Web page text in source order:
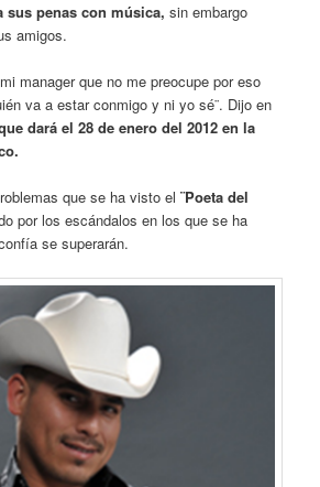
sus penas con música,sin embargo
amigos.
manager que no me preocupe por eso
va a estar conmigo y ni yo sé¨. Dijo en
dará el 28 de enero del 2012 en la
que se ha visto el¨Poeta del
por los escándalos en los que se ha
se superarán.